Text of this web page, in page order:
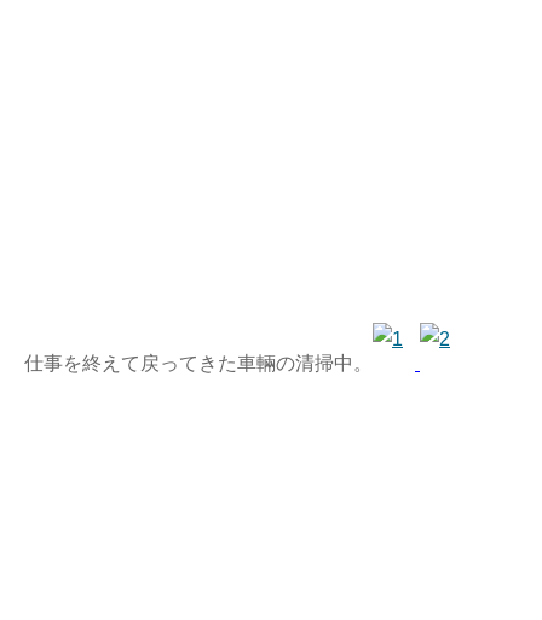
仕事を終えて戻ってきた車輛の清掃中。